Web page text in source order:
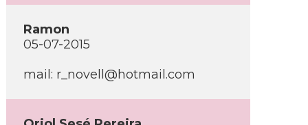
Ramon
05-07-2015
mail: r_novell@hotmail.com